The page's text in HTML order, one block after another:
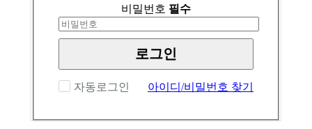
비밀번호 필수
로그인
자동로그인 아이디/비밀번호 찾기